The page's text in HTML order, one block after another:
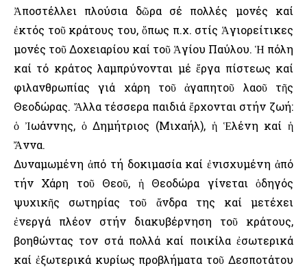
Ἀποστέλλει πλούσια δῶρα σέ πολλές μονές καί
ἐκτός τοῦ κράτους του, ὅπως π.χ. στίς Ἁγιορείτικες
μονές τοῦ Δοχειαρίου καί τοῦ Ἁγίου Παύλου. Ἡ πόλη
καί τό κράτος λαμπρύνονται μέ ἔργα πίστεως καί
φιλανθρωπίας γιά χάρη τοῦ ἀγαπητοῦ λαοῦ τῆς
Θεοδώρας. Ἄλλα τέσσερα παιδιά ἔρχονται στήν ζωή:
ὁ Ἰωάννης, ὁ Δημήτριος (Μιχαήλ), ἡ Ἑλένη καί ἡ
Ἄννα.
Δυναμωμένη ἀπό τή δοκιμασία καί ἐνισχυμένη ἀπό
τήν Χάρη τοῦ Θεοῦ, ἡ Θεοδώρα γίνεται ὁδηγός
ψυχικῆς σωτηρίας τοῦ ἄνδρα της καί μετέχει
ἐνεργά πλέον στήν διακυβέρνηση τοῦ κράτους,
βοηθώντας τον στά πολλά καί ποικίλα ἐσωτερικά
καί ἐξωτερικά κυρίως προβλήματα τοῦ Δεσποτάτου